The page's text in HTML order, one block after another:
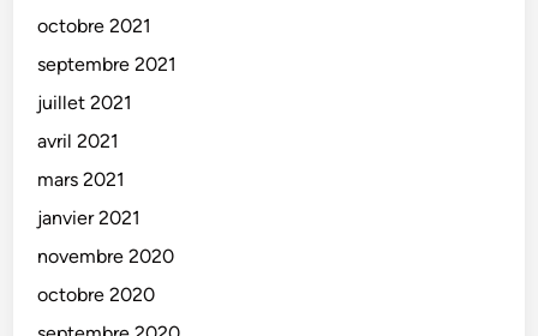
octobre 2021
septembre 2021
juillet 2021
avril 2021
mars 2021
janvier 2021
novembre 2020
octobre 2020